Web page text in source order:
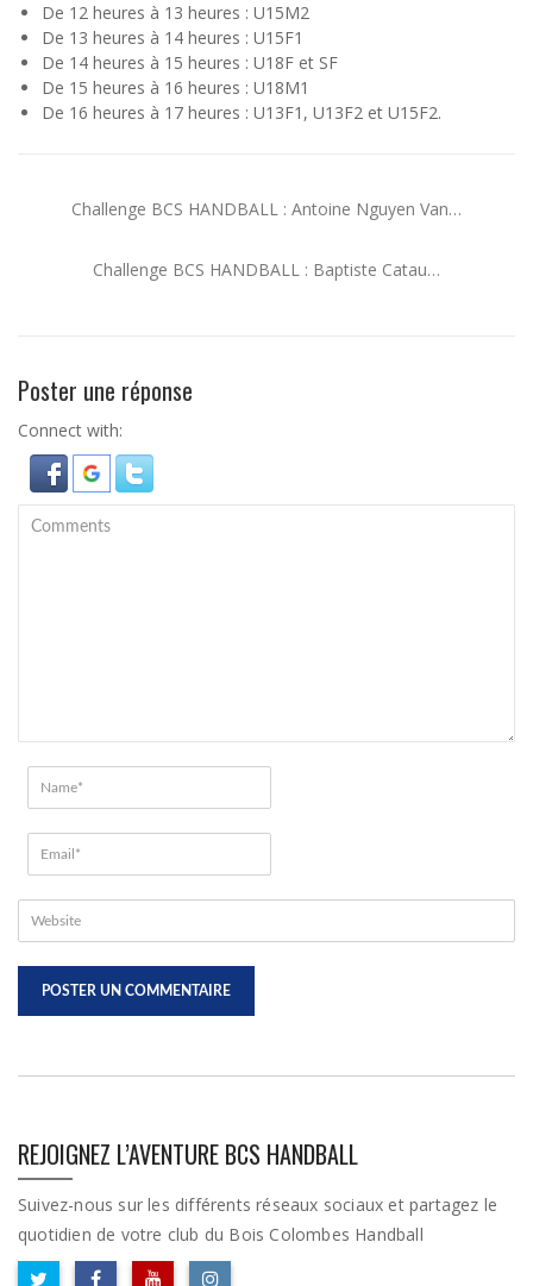
De 12 heures à 13 heures : U15M2
De 13 heures à 14 heures : U15F1
De 14 heures à 15 heures : U18F et SF
De 15 heures à 16 heures : U18M1
De 16 heures à 17 heures : U13F1, U13F2 et U15F2.
Challenge BCS HANDBALL : Antoine Nguyen Van…
Challenge BCS HANDBALL : Baptiste Catau…
Poster une réponse
Connect with:
REJOIGNEZ L’AVENTURE BCS HANDBALL
Suivez-nous sur les différents réseaux sociaux et partagez le
quotidien de votre club du Bois Colombes Handball